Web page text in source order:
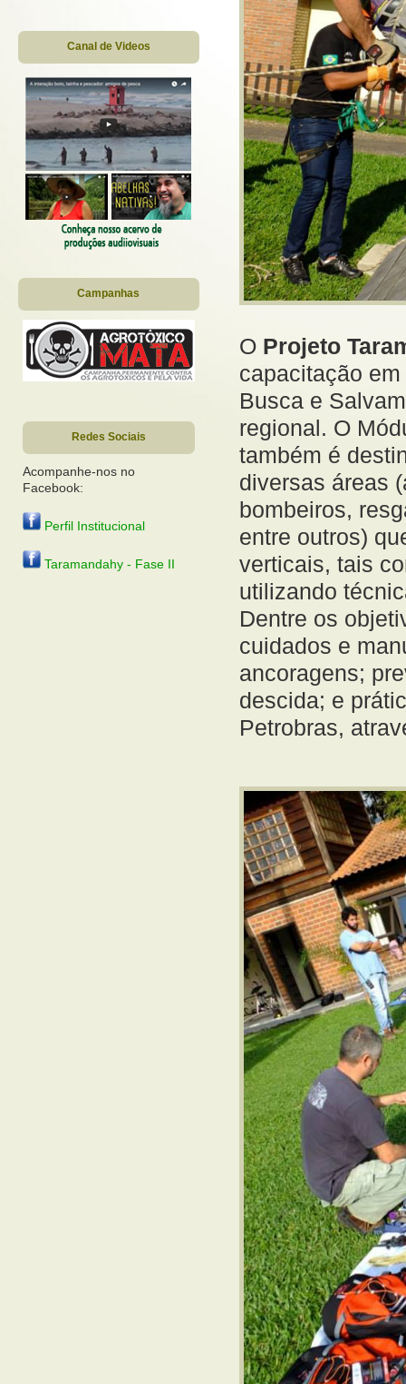
Canal de Videos
Campanhas
Redes Sociais
Acompanhe-nos no
Facebook:
Perfil Institucional
Taramandahy - Fase II
O Projeto
capacitação
Busca e
regional. O
também é
diversas áreas
bombeiros,
entre outros)
verticais, tais
utilizando
Dentre os
cuidados e
ancoragens;
descida; e
Petrobras,